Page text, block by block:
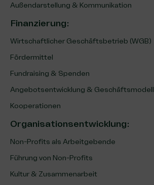
Außendarstellung & Kommunikation
Finanzierung:
Wirtschaftlicher Geschäftsbetrieb (WGB)
Fördermittel
Fundraising & Spenden
Angebotsentwicklung & Geschäftsmodell
Kooperationen
Organisationsentwicklung:
Non-Profits als Arbeitgebende
Führung von Non-Profits
Kultur & Zusammenarbeit